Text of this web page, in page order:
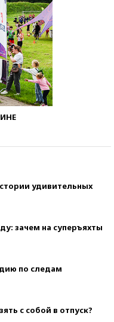
удивительных
зачем на суперъяхты
по следам
с собой в отпуск?